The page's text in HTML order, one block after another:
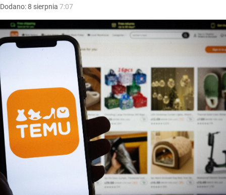
Dodano:8 sierpnia 7:07